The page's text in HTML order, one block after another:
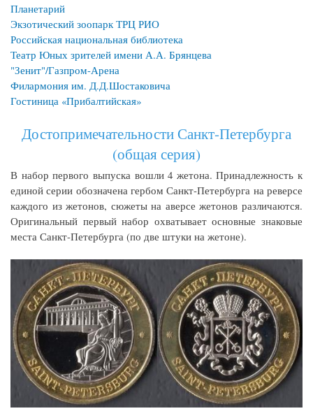
Планетарий
Экзотический зоопарк ТРЦ РИО
Российская национальная библиотека
Театр Юных зрителей имени А.А. Брянцева
"Зенит"/Газпром-Арена
Филармония им. Д.Д.Шостаковича
Гостиница «Прибалтийская»
Достопримечательности Санкт-Петербурга
(общая серия)
В набор первого выпуска вошли 4 жетона. Принадлежность к
единой серии обозначена гербом Санкт-Петербурга на реверсе
каждого из жетонов, сюжеты на аверсе жетонов различаются.
Оригинальный первый набор охватывает основные знаковые
места Санкт-Петербурга (по две штуки на жетоне).